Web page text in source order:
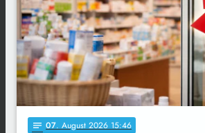
notes 07. August 2026 15:46